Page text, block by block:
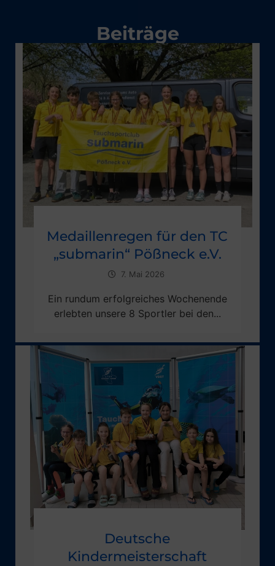
Beiträge
Medaillenregen für den TC
„submarin“ Pößneck e.V.
7. Mai 2026
Ein rundum erfolgreiches Wochenende
erlebten unsere 8 Sportler bei den...
Deutsche
Kindermeisterschaft